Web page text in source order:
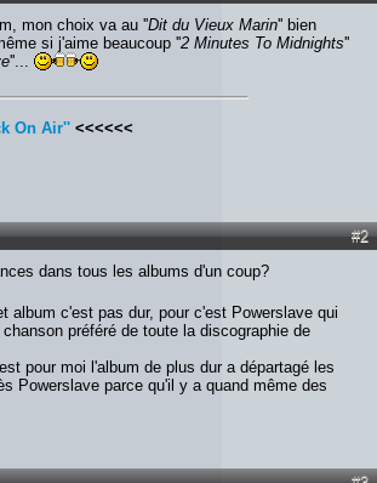
mon choix va au ''Dit du Vieux Marin'' bien
si j'aime beaucoup ''2 Minutes To Midnights''
''...
On Air'' <<<<<<
#2
dans tous les albums d'un coup?
album c'est pas dur, pour c'est Powerslave qui
préféré de toute la discographie de
pour moi l'album de plus dur a départagé les
Powerslave parce qu'il y a quand même des